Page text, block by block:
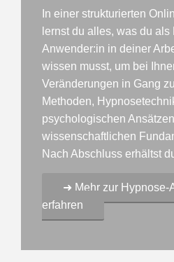
In einer strukturierten
lernst du alles, was du als
Anwender:in in deiner
wissen musst, um bei
Veränderungen in Gang
Methoden,
psychologischen
wissenschaftlichen
Nach Abschluss erhältst
➜ Mehr zur Hypnose-
erfahren